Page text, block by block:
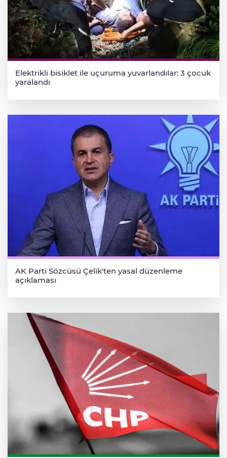
Elektrikli bisiklet ile uçuruma yuvarlandılar: 3 çocuk
yaralandı
AK Parti Sözcüsü Çelik'ten yasal düzenleme
açıklaması